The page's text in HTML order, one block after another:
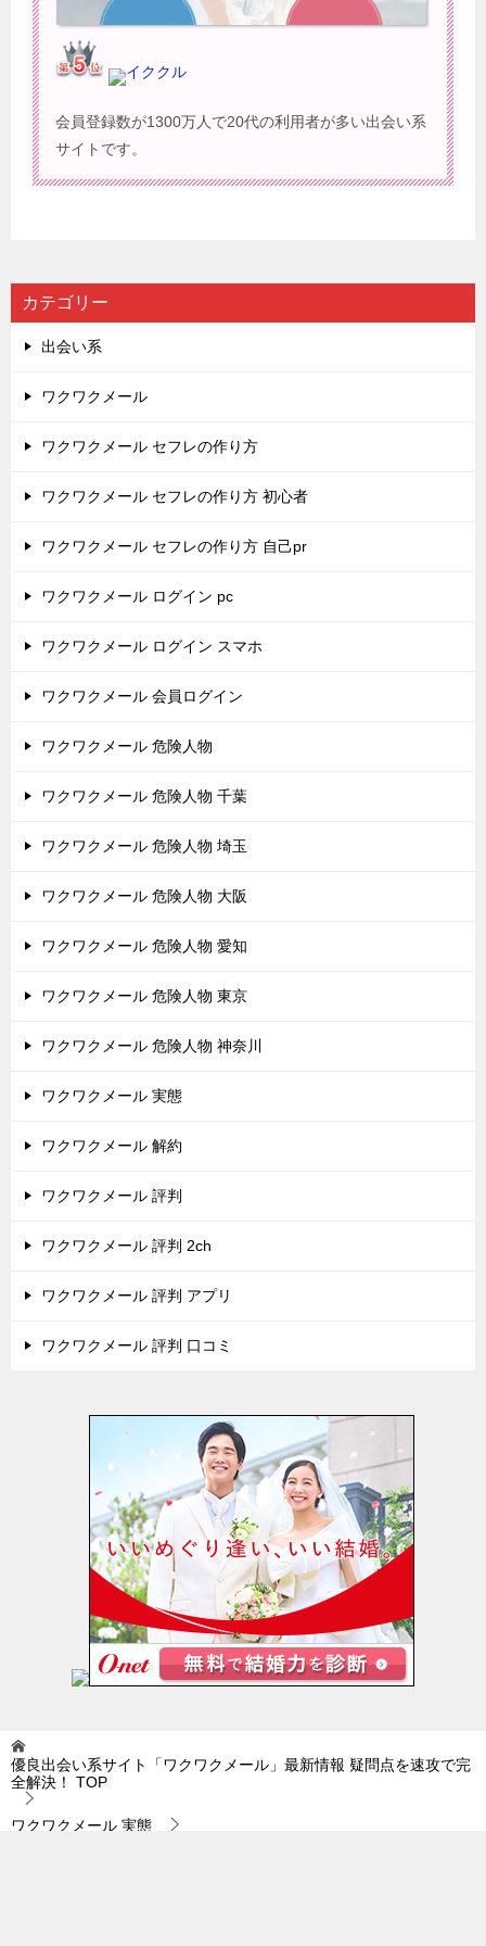
イククル
会員登録数が1300万人で20代の利用者が多い出会い系
サイトです。
カテゴリー
出会い系
ワクワクメール
ワクワクメール セフレの作り方
ワクワクメール セフレの作り方 初心者
ワクワクメール セフレの作り方 自己pr
ワクワクメール ログイン pc
ワクワクメール ログイン スマホ
ワクワクメール 会員ログイン
ワクワクメール 危険人物
ワクワクメール 危険人物 千葉
ワクワクメール 危険人物 埼玉
ワクワクメール 危険人物 大阪
ワクワクメール 危険人物 愛知
ワクワクメール 危険人物 東京
ワクワクメール 危険人物 神奈川
ワクワクメール 実態
ワクワクメール 解約
ワクワクメール 評判
ワクワクメール 評判 2ch
ワクワクメール 評判 アプリ
ワクワクメール 評判 口コミ
優良出会い系サイト「ワクワクメール」最新情報 疑問点を速攻で完
全解決！
TOP
ワクワクメール 実態